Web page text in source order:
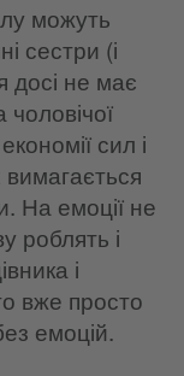
можуть
сестри (і
досі не має
чоловічої
сил і
На емоції не
роблять і
і
вже просто
емоцій.